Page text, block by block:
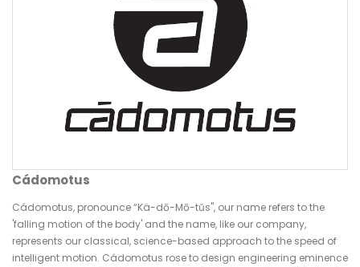
Cádomotus
Cádomotus, pronounce “Kä-dō-Mō-tŭs", our name refers to the
'falling motion of the body' and the name, like our company,
represents our classical, science-based approach to the speed of
intelligent motion. Cádomotus rose to design engineering eminence